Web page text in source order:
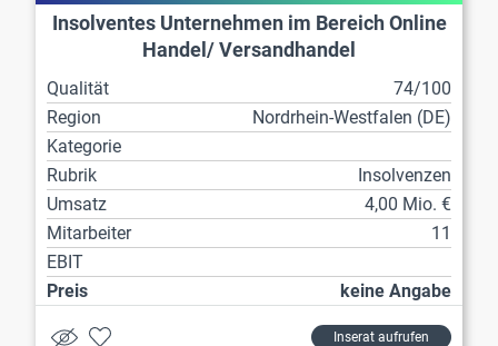
Insolventes Unternehmen im Bereich Online
Handel/ Versandhandel
Qualität
74/100
Region
Nordrhein-Westfalen (DE)
Kategorie
Rubrik
Insolvenzen
Umsatz
4,00 Mio. €
Mitarbeiter
11
EBIT
Preis
keine Angabe
Inserat aufrufen